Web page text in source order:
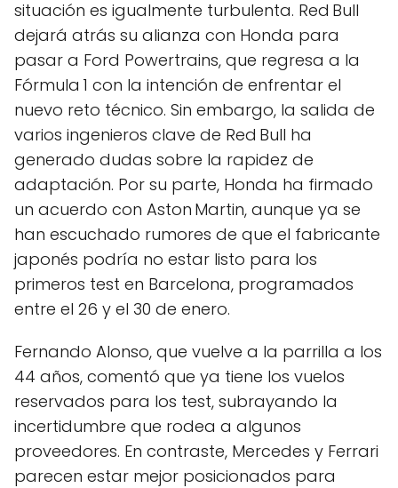
situación es igualmente turbulenta. Red Bull
dejará atrás su alianza con Honda para
pasar a Ford Powertrains, que regresa a la
Fórmula 1 con la intención de enfrentar el
nuevo reto técnico. Sin embargo, la salida de
varios ingenieros clave de Red Bull ha
generado dudas sobre la rapidez de
adaptación. Por su parte, Honda ha firmado
un acuerdo con Aston Martin, aunque ya se
han escuchado rumores de que el fabricante
japonés podría no estar listo para los
primeros test en Barcelona, programados
entre el 26 y el 30 de enero.
Fernando Alonso, que vuelve a la parrilla a los
44 años, comentó que ya tiene los vuelos
reservados para los test, subrayando la
incertidumbre que rodea a algunos
proveedores. En contraste, Mercedes y Ferrari
parecen estar mejor posicionados para